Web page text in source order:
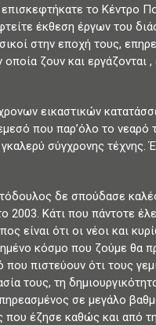
το Κέντρο
έκθεση έργων του
στην εποχή τους,
ζουν και
εικαστικών
που παρ’όλο το νεαρό
σύγχρονης τέχνης.
δε σπούδασε
2003. Κάτι που πάντοτε
είναι ότι οι νέοι και
κόσμο που ζούμε θα
πιστεύουν ότι τους
τους, τη
σε μεγάλο
έζησε καθώς και από